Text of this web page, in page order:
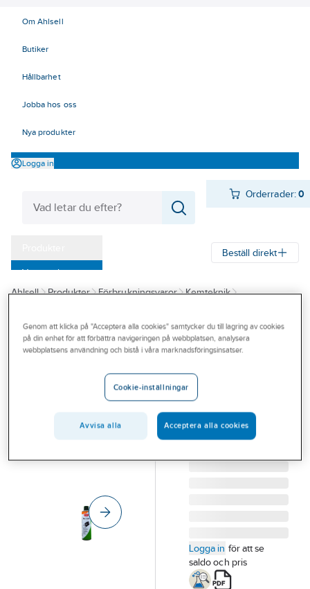
Om Ahlsell
Butiker
Hållbarhet
Jobba hos oss
Nya produkter
Logga in
Orderrader:0
Varumärken
Kampanjer
Outlet
Branscher
Beställ direkt
Ahlsell Produkter Förbrukningsvaror
Kemteknik
CRC
Smörjmedel
CRC Dry Lube
SMÖRJMEDEL CRC
DRY LUBE 500ML
SPRAY
Artikelnummer:
Logga in för att se
saldo och pris
Genom att klicka på "Acceptera alla cookies" samtycker du till lagring av cookies
på din enhet för att förbättra navigeringen på webbplatsen, analysera
webbplatsens användning och bistå i våra marknadsföringsinsatser.
Cookie-inställningar
Avvisa alla Acceptera alla cookies